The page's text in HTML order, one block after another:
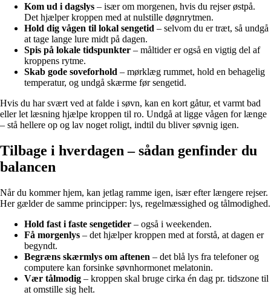
Kom ud i dagslys – især om morgenen, hvis du rejser østpå.
Det hjælper kroppen med at nulstille døgnrytmen.
Hold dig vågen til lokal sengetid – selvom du er træt, så undgå
at tage lange lure midt på dagen.
Spis på lokale tidspunkter – måltider er også en vigtig del af
kroppens rytme.
Skab gode soveforhold – mørklæg rummet, hold en behagelig
temperatur, og undgå skærme før sengetid.
Hvis du har svært ved at falde i søvn, kan en kort gåtur, et varmt bad
eller let læsning hjælpe kroppen til ro. Undgå at ligge vågen for længe
– stå hellere op og lav noget roligt, indtil du bliver søvnig igen.
Tilbage i hverdagen – sådan genfinder du
balancen
Når du kommer hjem, kan jetlag ramme igen, især efter længere rejser.
Her gælder de samme principper: lys, regelmæssighed og tålmodighed.
Hold fast i faste sengetider – også i weekenden.
Få morgenlys – det hjælper kroppen med at forstå, at dagen er
begyndt.
Begræns skærmlys om aftenen – det blå lys fra telefoner og
computere kan forsinke søvnhormonet melatonin.
Vær tålmodig – kroppen skal bruge cirka én dag pr. tidszone til
at omstille sig helt.